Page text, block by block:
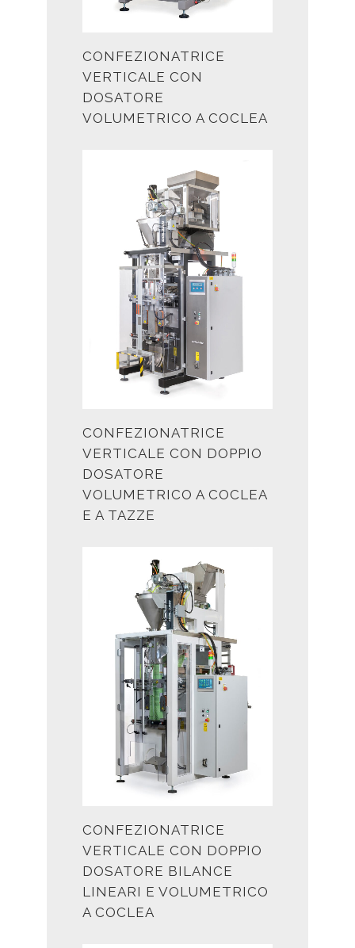
CONFEZIONATRICE
VERTICALE CON
DOSATORE
VOLUMETRICO A COCLEA
CONFEZIONATRICE
VERTICALE CON DOPPIO
DOSATORE
VOLUMETRICO A COCLEA
E A TAZZE
CONFEZIONATRICE
VERTICALE CON DOPPIO
DOSATORE BILANCE
LINEARI E VOLUMETRICO
A COCLEA